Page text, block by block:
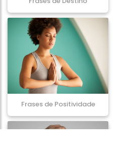
Frases de Positividade